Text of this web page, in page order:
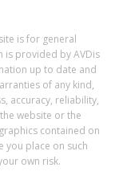
is for general
provided by AVDis
up to date and
of any kind,
accuracy, reliability,
website or the
contained on
you place on such
own risk.